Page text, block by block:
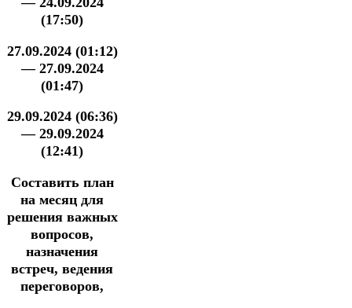
(17:50)
27.09.2024 (01:12)
— 27.09.2024
(01:47)
29.09.2024 (06:36)
— 29.09.2024
(12:41)
Составить план
на месяц для
решения важных
вопросов,
назначения
встреч, ведения
переговоров,